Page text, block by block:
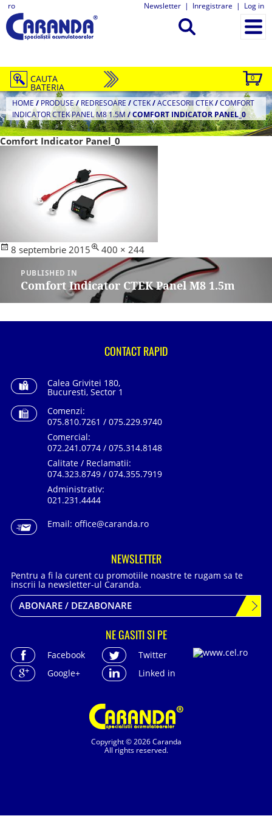
ro Newsletter | Inregistrare | Log in
0
CAUTA
BATERIA
HOME / PRODUSE/ REDRESOARE /CTEK/ACCESORII CTEK/COMFORT
INDICATOR CTEK PANEL M8 1.5M/COMFORT INDICATOR PANEL_0
Comfort Indicator Panel_0
Posted
8 septembrie 2015
Full
size
400 × 244
Navigare
articole
PUBLISHED IN
Comfort Indicator CTEK Panel M8 1.5m
Copyright © 2026 Caranda
All rights reserved.
CONTACT RAPID
Calea Grivitei 180,
Bucuresti, Sector 1
Comenzi:
075.810.7261 / 075.229.9740
Comercial:
072.241.0774 / 075.314.8148
Calitate / Reclamatii:
074.323.8749 / 074.355.7919
Administrativ:
021.231.4444
Email: office@caranda.ro
NEWSLETTER
Pentru a fi la curent cu promotiile noastre te rugam sa te
inscrii la newsletter-ul Caranda.
ABONARE / DEZABONARE
NE GASITI SI PE
Facebook
Twitter
Google+
Linked in